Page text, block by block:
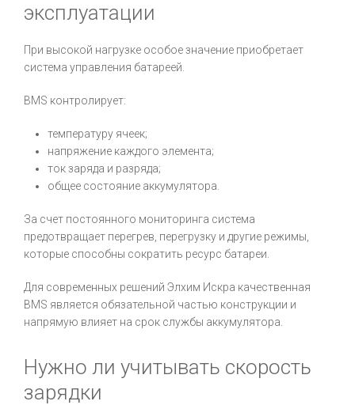
эксплуатации
При высокой нагрузке особое значение приобретает
система управления батареей.
BMS контролирует:
температуру ячеек;
напряжение каждого элемента;
ток заряда и разряда;
общее состояние аккумулятора.
За счет постоянного мониторинга система
предотвращает перегрев, перегрузку и другие режимы,
которые способны сократить ресурс батареи.
Для современных решений Элхим Искра качественная
BMS является обязательной частью конструкции и
напрямую влияет на срок службы аккумулятора.
Нужно ли учитывать скорость
зарядки